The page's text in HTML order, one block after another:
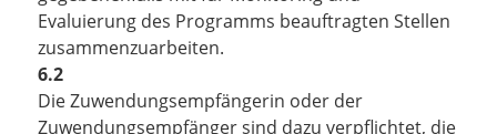
Evaluierung des Programms beauftragten Stellen
zusammenzuarbeiten.
6.2
Die Zuwendungsempfängerin oder der
Zuwendungsempfänger sind dazu verpflichtet, die